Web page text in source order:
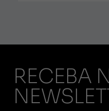
RECEBA